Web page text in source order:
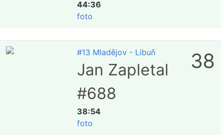
44:36
foto
#13 Mladějov - Libuň
Jan Zapletal
#688
38:54
foto
38